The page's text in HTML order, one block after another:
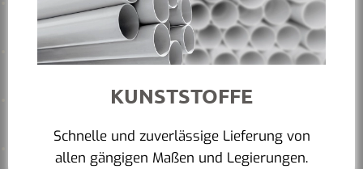
KUNSTSTOFFE
Schnelle und zuverlässige Lieferung von
allen gängigen Maßen und Legierungen.